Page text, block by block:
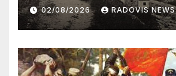
02/08/2026 RADOVIS NEWS